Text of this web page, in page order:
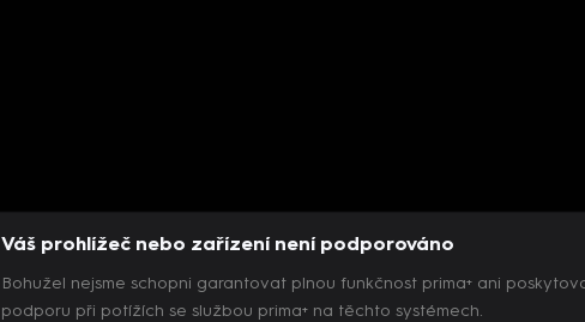
Váš prohlížeč nebo zařízení není podporováno
Bohužel nejsme schopni garantovat plnou funkčnost prima+ ani
podporu při potížích se službou prima+ na těchto systémech.